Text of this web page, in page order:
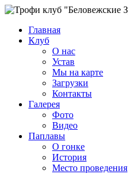
Главная
Клуб
О нас
Устав
Мы на карте
Загрузки
Контакты
Галерея
Фото
Видео
Паплавы
О гонке
История
Место проведения